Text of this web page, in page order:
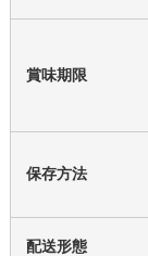
賞味期限
保存方法
配送形態